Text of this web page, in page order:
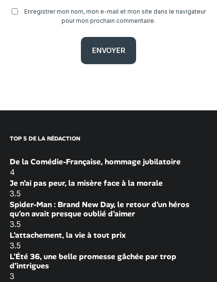
Enregistrer mon nom, mon e-mail et mon site dans le navigateur
pour mon prochain commentaire.
TOP 5 DE LA RÉDACTION
De la Comédie-Française, hommage jubilatoire
4
Je n’ai pas peur, la misère face à la morale
3.5
Spider-Man : Brand New Day, le retour d’un héros
qu’on avait presque oublié d’aimer
3.5
L’attachement, la vie à tout prix
3.5
L’Été 36, une belle promesse gâchée par trop
d’intrigues
3